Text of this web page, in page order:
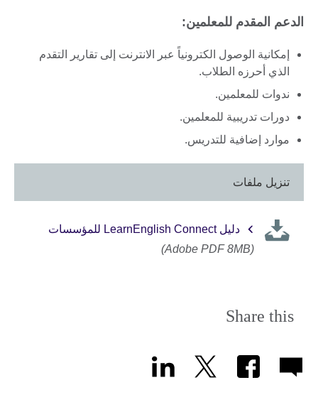
الدعم المقدم للمعلمين:
إمكانية الوصول الكترونياً عبر الانترنت إلى تقارير التقدم
الذي أحرزه الطلاب.
ندوات للمعلمين.
دورات تدريبية للمعلمين.
موارد إضافية للتدريس.
تنزيل ملفات
دليل LearnEnglish Connect للمؤسسات
(Adobe PDF 8MB)
Share this